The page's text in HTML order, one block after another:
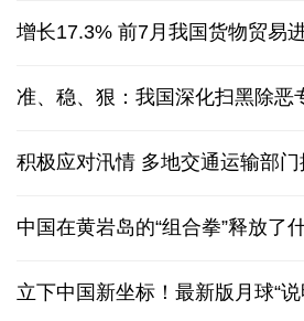
增长17.3% 前7月我国货物贸易
准、稳、狠：我国深化扫黑除恶
积极应对汛情 多地交通运输部
中国在黄岩岛的“组合拳”释放了
立下中国新坐标！最新版月球“